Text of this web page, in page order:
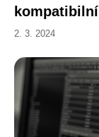
kompatibilní
2. 3. 2024